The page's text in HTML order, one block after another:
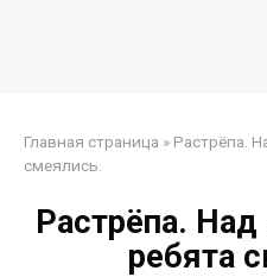
Главная страница » Растрёпа.
смеялись.
Растрёпа. Над
ребята